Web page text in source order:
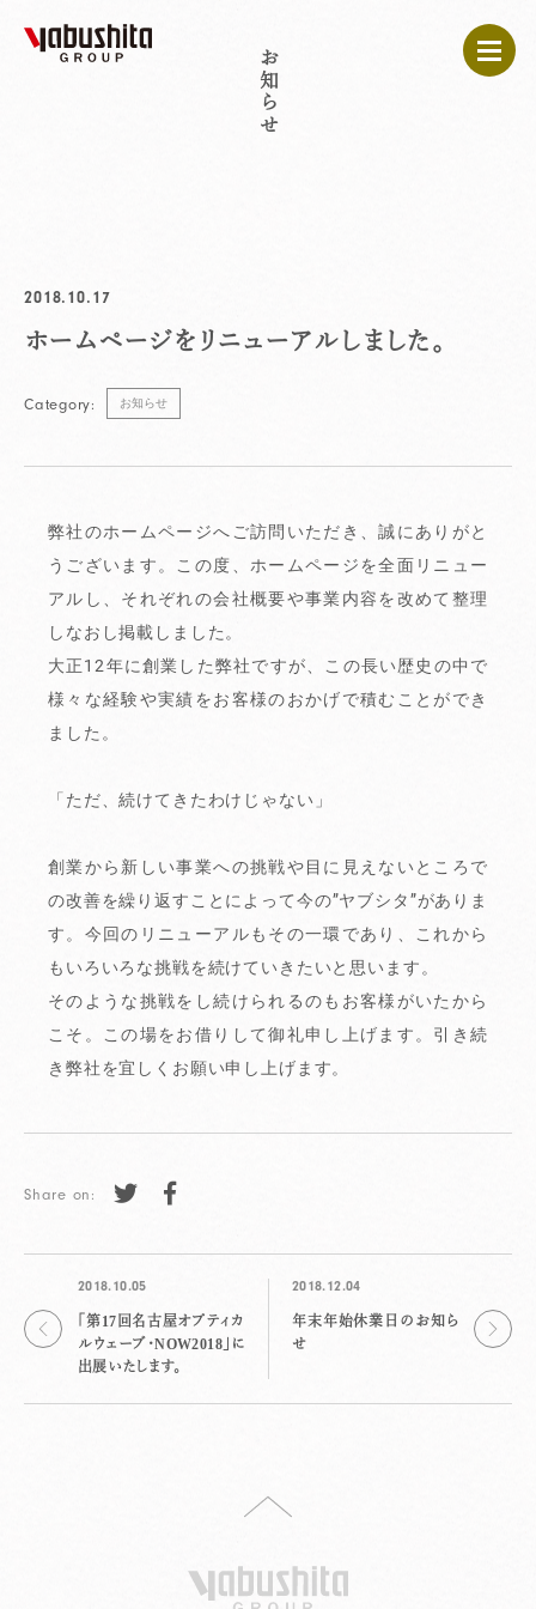
お知らせ
2018.10.17
ホームページをリニューアルしました。
Category: お知らせ
弊社のホームページへご訪問いただき、誠にありがと
うございます。この度、ホームページを全面リニュー
アルし、それぞれの会社概要や事業内容を改めて整理
しなおし掲載しました。
大正12年に創業した弊社ですが、この長い歴史の中で
様々な経験や実績をお客様のおかげで積むことができ
ました。
「ただ、続けてきたわけじゃない」
創業から新しい事業への挑戦や目に見えないところで
の改善を繰り返すことによって今の”ヤブシタ”がありま
す。今回のリニューアルもその一環であり、これから
もいろいろな挑戦を続けていきたいと思います。
そのような挑戦をし続けられるのもお客様がいたから
こそ。この場をお借りして御礼申し上げます。引き続
き弊社を宜しくお願い申し上げます。
Share on:
2018.10.05
「第17回名古屋オプティカ
ルウェーブ・NOW2018」に
出展いたします。
2018.12.04
年末年始休業日のお知ら
せ